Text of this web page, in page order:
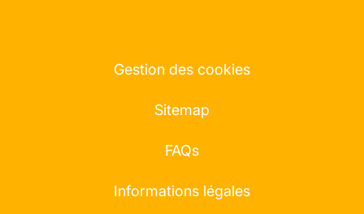
Gestion des cookies
Sitemap
FAQs
Informations légales